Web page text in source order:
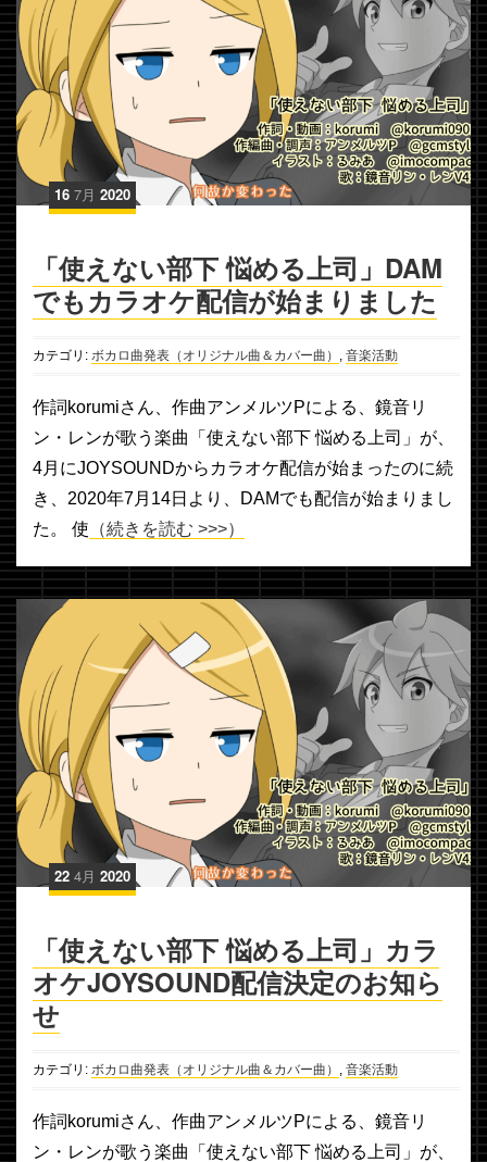
16 7月 2020
「使えない部下 悩める上司」DAM
でもカラオケ配信が始まりました
カテゴリ: ボカロ曲発表（オリジナル曲＆カバー曲） 音楽活動
作詞korumiさん、作曲アンメルツPによる、鏡音リ
ン・レンが歌う楽曲「使えない部下 悩める上司」が、
4月にJOYSOUNDからカラオケ配信が始まったのに続
き、2020年7月14日より、DAMでも配信が始まりまし
た。 使 （続きを読む >>>）
22 4月 2020
「使えない部下 悩める上司」カラ
オケJOYSOUND配信決定のお知ら
せ
カテゴリ: ボカロ曲発表（オリジナル曲＆カバー曲） 音楽活動
作詞korumiさん、作曲アンメルツPによる、鏡音リ
ン・レンが歌う楽曲「使えない部下 悩める上司」が、